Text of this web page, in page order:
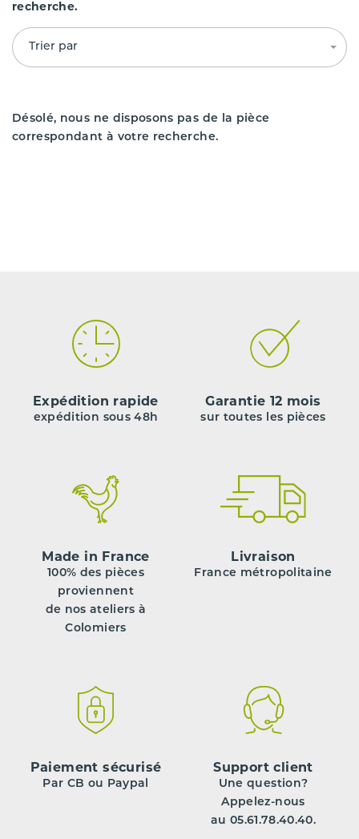
recherche.
Trier par
Désolé, nous ne disposons pas de la pièce
correspondant à votre recherche.
Expédition rapide
expédition sous 48h
Garantie 12 mois
sur toutes les pièces
Made in France
100% des pièces
proviennent
de nos ateliers à
Colomiers
Livraison
France métropolitaine
Paiement sécurisé
Par CB ou Paypal
Support client
Une question?
Appelez-nous
au 05.61.78.40.40.